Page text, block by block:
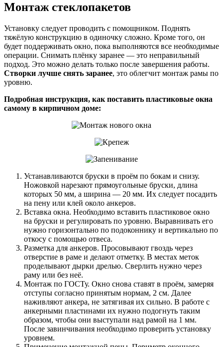
Монтаж стеклопакетов
Установку следует проводить с помощником. Поднять
тяжёлую конструкцию в одиночку сложно. Кроме того, он
будет поддерживать окно, пока выполняются все необходимые
операции. Снимать плёнку заранее — это неправильный
подход. Это можно делать только после завершения работы.
Створки лучше снять заранее, это облегчит монтаж рамы по
уровню.
Подробная инструкция, как поставить пластиковые окна
самому в кирпичном доме:
Устанавливаются бруски в проём по бокам и снизу.
Ножовкой нарезают прямоугольные бруски, длина
которых 50 мм, а ширина — 20 мм. Их следует посадить
на пену или клей около анкеров.
Вставка окна. Необходимо вставить пластиковое окно
на бруски и регулировать по уровню. Выравнивать его
нужно горизонтально по подоконнику и вертикально по
откосу с помощью отвеса.
Разметка для анкеров. Просовывают гвоздь через
отверстие в раме и делают отметку. В местах меток
проделывают дырки дрелью. Сверлить нужно через
раму или без неё.
Монтаж по ГОСТу. Окно снова ставят в проём, замеряя
отступы согласно принятым нормам, 2 см. Далее
наживляют анкера, не затягивая их сильно. В работе с
анкерными пластинами их нужно подогнуть таким
образом, чтобы они выступали над рамой на 1 мм.
После завинчивания необходимо проверить установку
уровнем.